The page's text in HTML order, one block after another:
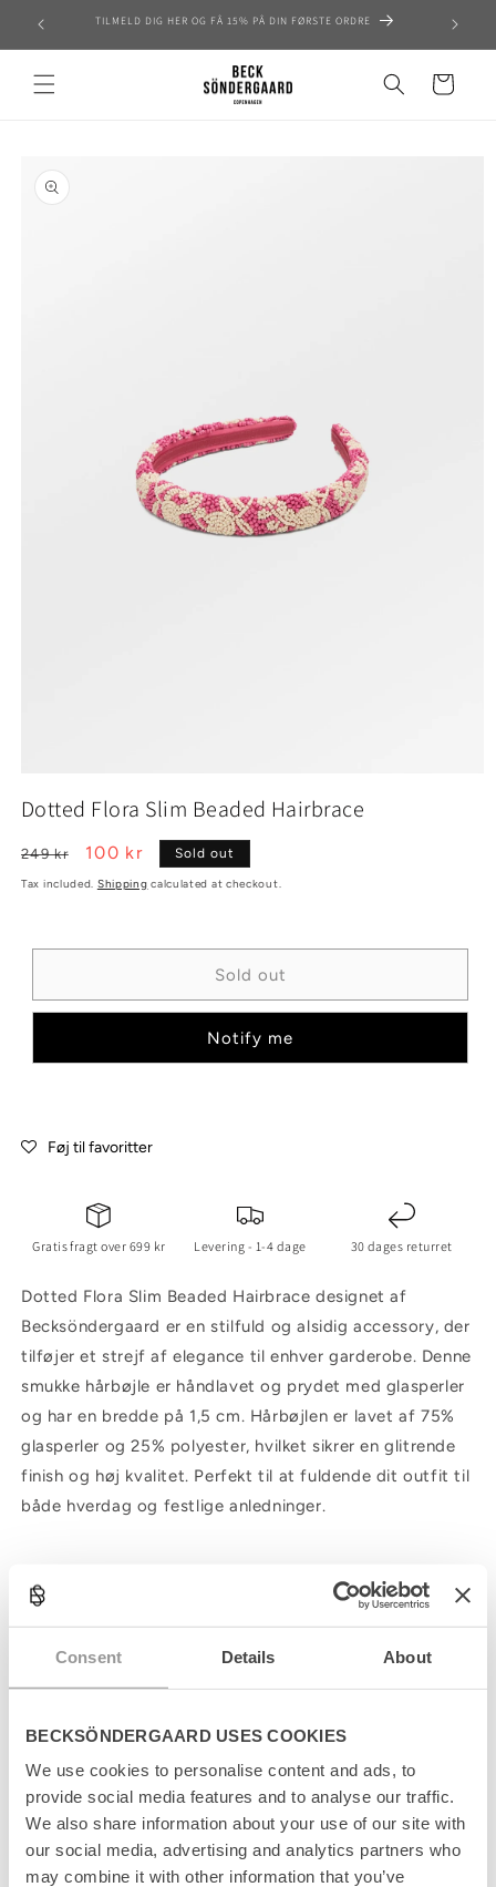
Consent Details About
BECKSÖNDERGAARD USES COOKIES
We use cookies to personalise content and ads, to
provide social media features and to analyse our traffic.
We also share information about your use of our site with
our social media, advertising and analytics partners who
may combine it with other information that you’ve
content
TILMELD DIG HER OG FÅ 15% PÅ DIN FØRSTE ORDRE
Cart
product
information
media
1
modal
Dotted Flora Slim Beaded Hairbrace
Regular
price
249 kr
Sale
price
100 kr Sold out
Tax included. Shipping calculated at checkout.
Sold out
Notify me
Føj til favoritter
Gratis fragt over 699 kr Levering - 1-4 dage 30 dages returret
Dotted Flora Slim Beaded Hairbrace designet af
Becksöndergaard er en stilfuld og alsidig accessory, der
tilføjer et strejf af elegance til enhver garderobe. Denne
smukke hårbøjle er håndlavet og prydet med glasperler
og har en bredde på 1,5 cm. Hårbøjlen er lavet af 75%
glasperler og 25% polyester, hvilket sikrer en glitrende
finish og høj kvalitet. Perfekt til at fuldende dit outfit til
både hverdag og festlige anledninger.
o
a
Produktinformation
Returnering
Fabrikant